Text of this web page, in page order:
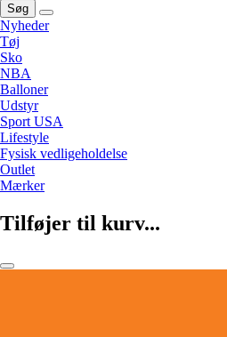
Søg
Nyheder
Tøj
Sko
NBA
Balloner
Udstyr
Sport USA
Lifestyle
Fysisk vedligeholdelse
Outlet
Mærker
Tilføjer til kurv...